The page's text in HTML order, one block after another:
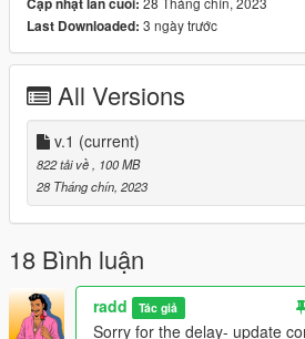
Cập nhật lần cuối:
Last Downloaded: 3 ngày trước
All Versions
v.1 (current)
822 tải về, 100 MB
28 Tháng chín, 2023
18 Bình luận
radd Tác giả
Sorry for the delay- update